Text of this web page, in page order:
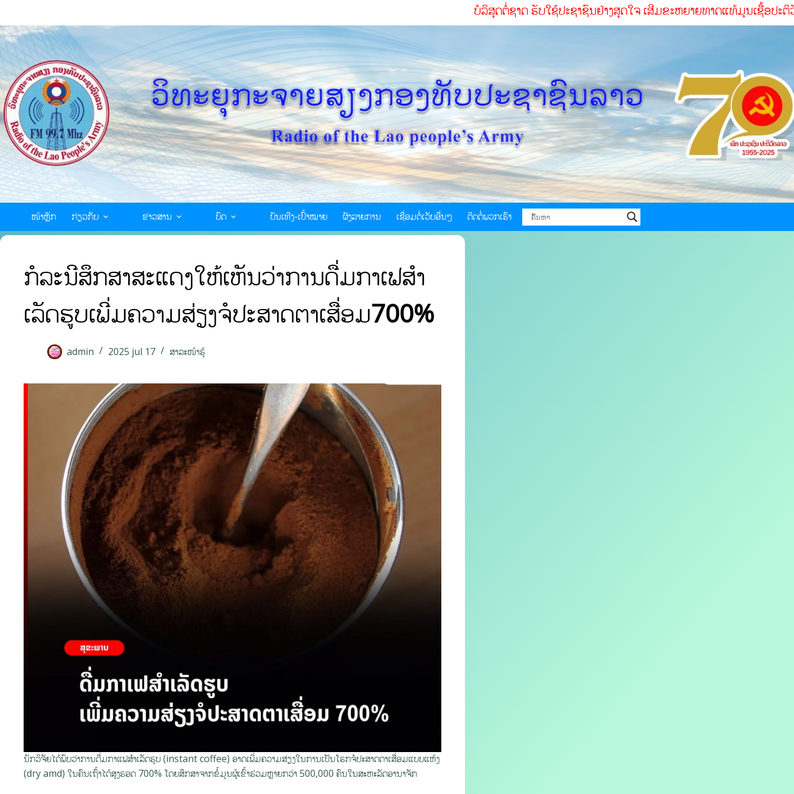
ບໍລິສຸດຕໍ່ຊາດ ຮັບໃຊ້ປະຊາຊົນຢ່າງສຸດໃຈ ເສີມຂະຫຍາຍທາດແທ້ມູນເຊື້ອປະຕິວັດ ສໍາເລັ
ໜ້າຫຼັກ ກ່ຽວກັບ ຂ່າວສານ ບົດ ບັນເທີງ-ເປົ້າໝາຍ ຜັງລາຍການ ເຊື່ອມຕໍ່ເວັບອື່ນໆ ຕິດຕໍ່ພວກເຮົາ
ກໍລະນີສຶກສາສະແດງໃຫ້ເຫັນວ່າການດື່ມກາເຟສໍາ
ເລັດຮູບເພີ່ມຄວາມສ່ຽງຈໍປະສາດຕາເສື່ອມ700%
admin 2025 jul 17 ສາລະໜ້າຮູ້
ນັກວິຈັຍໄດ້ພົບວ່າການດື່ມກາແຟສຳເລັດຮູບ (instant coffee) ອາດເພີ່ມຄວາມສ່ຽງໃນການເປັນໂຣກຈໍປະສາດຕາເສື່ອມແບບແຫ້ງ
(dry amd) ໃນຄົນເຖົ້າໄດ້ສູງຮອດ 700% ໂດຍສຶກສາຈາກຂໍ້ມູນຜູ້ເຂົ້າຮ່ວມຫຼາຍກວ່າ 500,000 ຄົນໃນສະຫະລັດອານາຈັກ